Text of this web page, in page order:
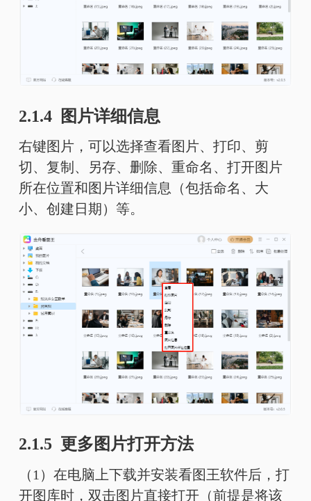
2.1.4 图片详细信息
右键图片，可以选择查看图片、打印、剪
切、复制、另存、删除、重命名、打开图片
所在位置和图片详细信息（包括命名、大
小、创建日期）等。
2.1.5 更多图片打开方法
（1）在电脑上下载并安装看图王软件后，打
开图库时，双击图片直接打开（前提是将该